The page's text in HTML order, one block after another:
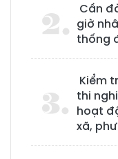
Cần
giờ
thống
Kiểm
thi
hoạt
xã,